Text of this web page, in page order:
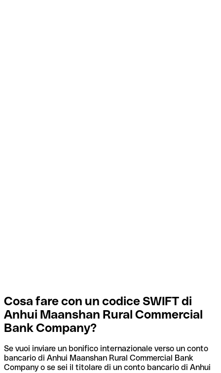
Cosa fare con un codice SWIFT di
Anhui Maanshan Rural Commercial
Bank Company?
Se vuoi inviare un bonifico internazionale verso un conto
bancario di Anhui Maanshan Rural Commercial Bank
Company o se sei il titolare di un conto bancario di Anhui